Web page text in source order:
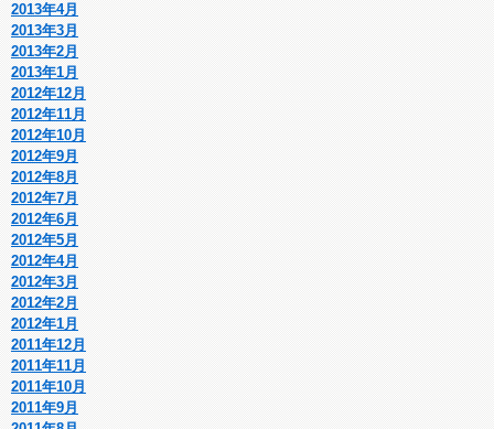
2013年4月
2013年3月
2013年2月
2013年1月
2012年12月
2012年11月
2012年10月
2012年9月
2012年8月
2012年7月
2012年6月
2012年5月
2012年4月
2012年3月
2012年2月
2012年1月
2011年12月
2011年11月
2011年10月
2011年9月